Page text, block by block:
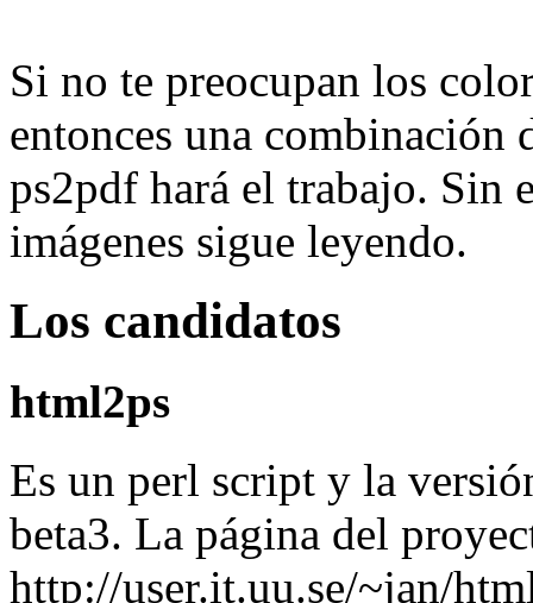
Si no te preocupan los
entonces una
ps2pdf hará el trabajo. Sin
imágenes sigue leyendo.
Los candidatos
html2ps
Es un perl script y la
beta3. La página del
http://user.it.uu.se/~jan/